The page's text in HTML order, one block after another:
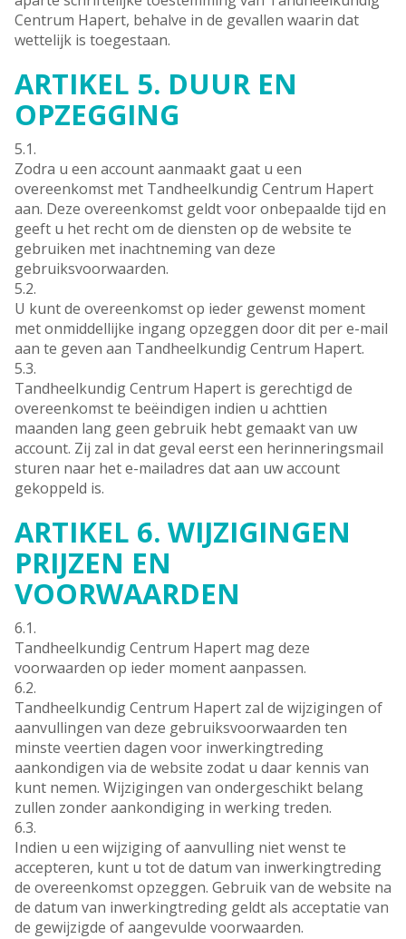
Centrum Hapert, behalve in de gevallen waarin dat
wettelijk is toegestaan.
ARTIKEL 5. DUUR EN
OPZEGGING
5.1.
Zodra u een account aanmaakt gaat u een
overeenkomst met Tandheelkundig Centrum Hapert
aan. Deze overeenkomst geldt voor onbepaalde tijd en
geeft u het recht om de diensten op de website te
gebruiken met inachtneming van deze
gebruiksvoorwaarden.
5.2.
U kunt de overeenkomst op ieder gewenst moment
met onmiddellijke ingang opzeggen door dit per e-mail
aan te geven aan Tandheelkundig Centrum Hapert.
5.3.
Tandheelkundig Centrum Hapert is gerechtigd de
overeenkomst te beëindigen indien u achttien
maanden lang geen gebruik hebt gemaakt van uw
account. Zij zal in dat geval eerst een herinneringsmail
sturen naar het e-mailadres dat aan uw account
gekoppeld is.
ARTIKEL 6. WIJZIGINGEN
PRIJZEN EN
VOORWAARDEN
6.1.
Tandheelkundig Centrum Hapert mag deze
voorwaarden op ieder moment aanpassen.
6.2.
Tandheelkundig Centrum Hapert zal de wijzigingen of
aanvullingen van deze gebruiksvoorwaarden ten
minste veertien dagen voor inwerkingtreding
aankondigen via de website zodat u daar kennis van
kunt nemen. Wijzigingen van ondergeschikt belang
zullen zonder aankondiging in werking treden.
6.3.
Indien u een wijziging of aanvulling niet wenst te
accepteren, kunt u tot de datum van inwerkingtreding
de overeenkomst opzeggen. Gebruik van de website na
de datum van inwerkingtreding geldt als acceptatie van
de gewijzigde of aangevulde voorwaarden.